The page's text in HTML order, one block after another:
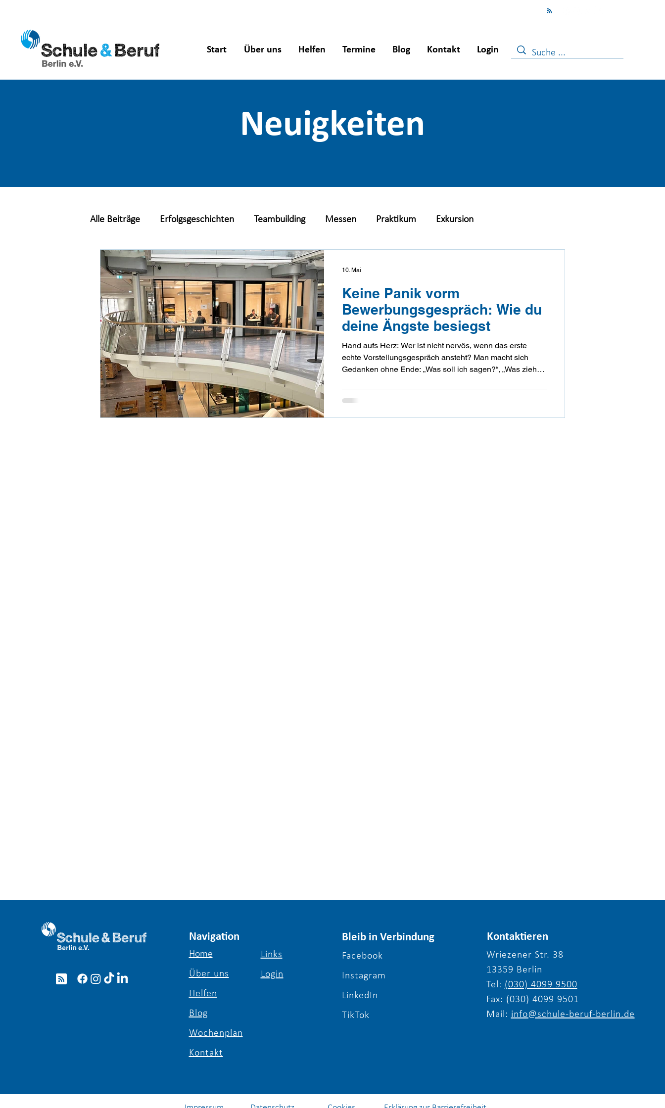
Start Über uns Helfen Termine Blog Kontakt Login
Neuigkeiten
Alle Beiträge Erfolgsgeschichten Teambuilding Messen Praktikum Exkursion
Feste & Feiern Berufsorientierung Workshops
Keine Panik vorm
Bewerbungsgespräch: Wie du
deine Ängste besiegst
Hand aufs Herz: Wer ist nicht nervös, wenn das erste
echte Vorstellungsgespräch ansteht? Man macht sich
Gedanken ohne Ende: „Was soll ich sagen?“, „Was ziehe
10. Mai
Navigation
Home
Über uns
Helfen
Blog
Wochenplan
Kontakt
Links
Login
Bleib in Verbindung
Facebook
Instagram
LinkedIn
TikTok
Kontaktieren
Wriezener Str. 38
13359 Berlin
Tel: (030) 4099 9500
Fax: (030) 4099 9501
Mail: info@schule-beruf-berlin.de